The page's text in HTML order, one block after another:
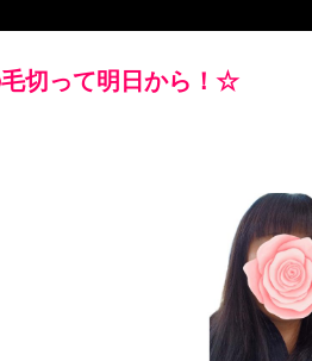
切って明日から！☆